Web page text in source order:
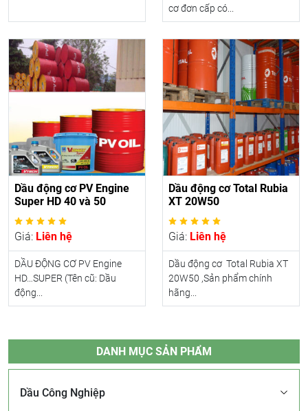
cơ đơn cấp có...
Dầu động cơ PV Engine
Super HD 40 và 50
Giá: Liên hệ
DẦU ĐỘNG CƠ PV Engine
HD…SUPER (Tên cũ: Dầu
động...
Dầu động cơ Total Rubia
XT 20W50
Giá: Liên hệ
Dầu động cơ Total Rubia XT
20W50 ,Sản phẩm chính
hãng...
DANH MỤC SẢN PHẨM
Dầu Công Nghiệp